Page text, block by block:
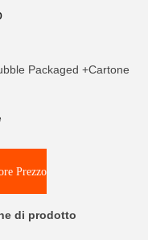
Packaged +Cartone
Prezzo
di prodotto